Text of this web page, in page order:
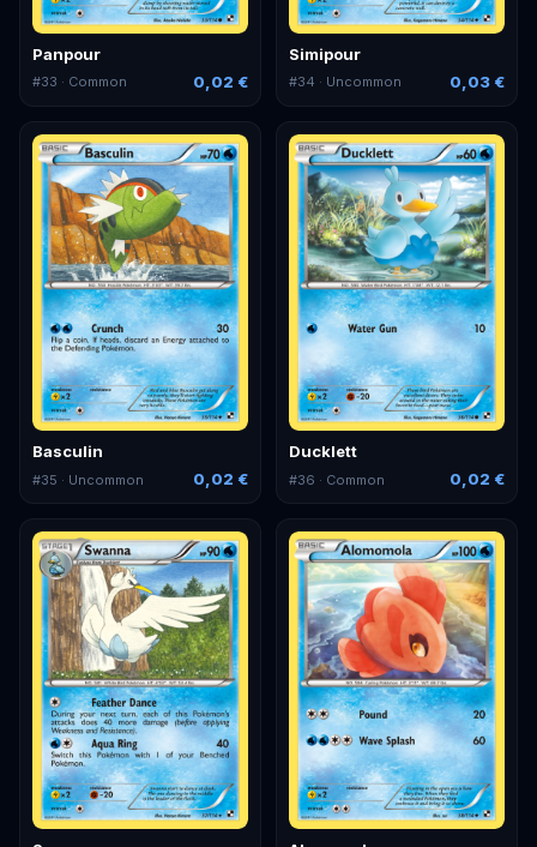
Panpour
#33 · Common 0,02 €
Simipour
#34 · Uncommon 0,03 €
Basculin
#35 · Uncommon 0,02 €
Ducklett
#36 · Common 0,02 €